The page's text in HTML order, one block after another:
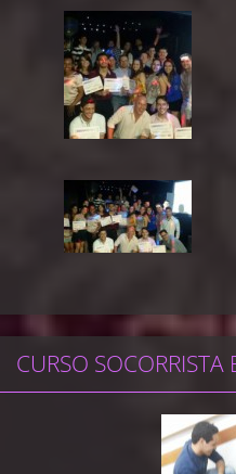
CURSO